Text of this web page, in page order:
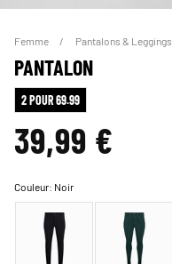
Femme Pantalons & Leggings
PANTALON
2 POUR 69.99
39,99 €
Couleur: Noir